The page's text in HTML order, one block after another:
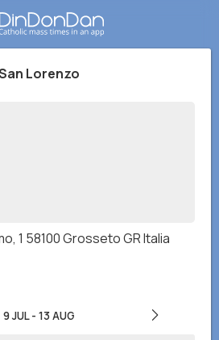
Lorenzo
1 58100 Grosseto GR Italia
9 JUL- 13 AUG